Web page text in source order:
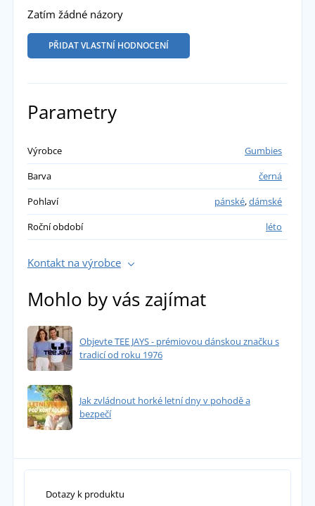
Zatím žádné názory
PŘIDAT VLASTNÍ HODNOCENÍ
Parametry
Výrobce
Gumbies
Barva
černá
Pohlaví
pánské,dámské
Roční období
léto
Kontakt na výrobce
Mohlo by vás zajímat
Objevte TEE JAYS - prémiovou dánskou značku s
tradicí od roku 1976
Jak zvládnout horké letní dny v pohodě a
bezpečí
Dotazy k produktu